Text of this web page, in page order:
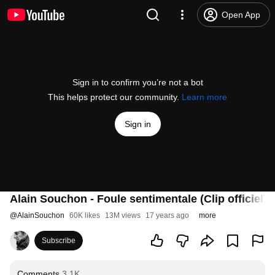
Open App
Sign in to confirm you’re not a bot
This helps protect our community. Learn more
Sign in
Alain Souchon - Foule sentimentale (Clip officiel)
@AlainSouchon 60K likes 13M views 17 years ago more
Subscribe